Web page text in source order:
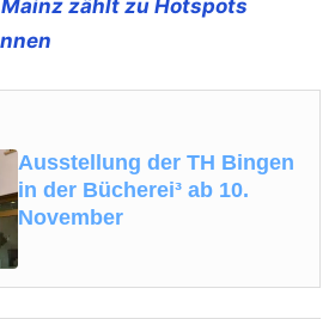
Mainz zählt zu Hotspots
Ausstellung der TH Bingen
in der Bücherei³ ab 10.
November